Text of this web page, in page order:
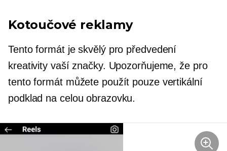
Kotoučové reklamy
Tento formát je skvělý pro předvedení
kreativity vaší značky. Upozorňujeme, že pro
tento formát můžete použít pouze vertikální
podklad na celou obrazovku.